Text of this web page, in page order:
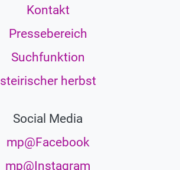
Kontakt
Pressebereich
Suchfunktion
steirischer herbst
Social Media
mp@Facebook
mp@Instagram